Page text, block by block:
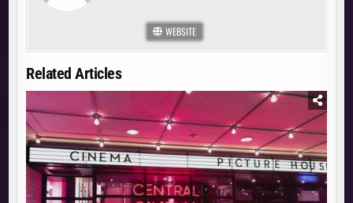
WEBSITE
Related Articles